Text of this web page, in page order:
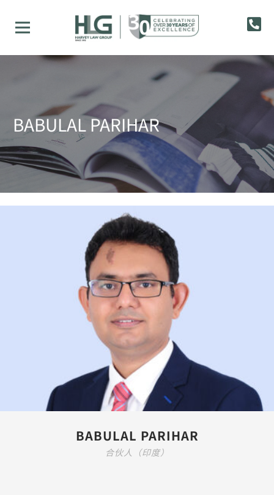
BABULAL PARIHAR
BABULAL PARIHAR
合伙人（印度）